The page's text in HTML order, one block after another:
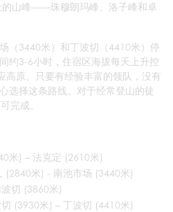
的山峰——珠穆朗玛峰、洛子峰和卓
（3440米）和丁波切（4410米）停
约3-6小时，住宿区海拔每天上升控
高原。只要有经验丰富的领队，没有
选择这条路线。对于经常登山的徒
完成。
米) – 法克定 (2610米)
(2840米) - 南池市场 (3440米)
切 (3860米)
(3930米) – 丁波切 (4410米)